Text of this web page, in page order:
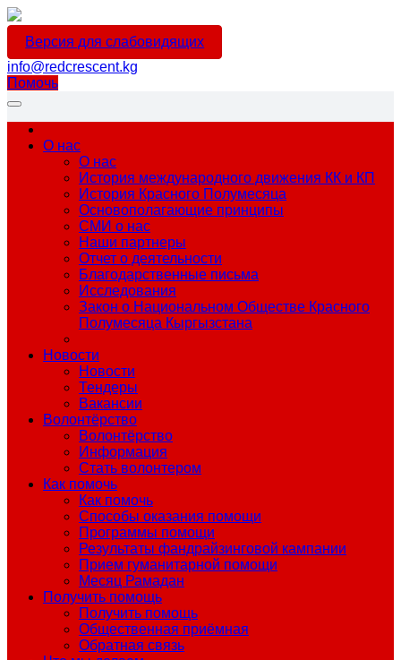
Версия для слабовидящих
info@redcrescent.kg
Помочь
О нас
О нас
История международного движения КК и КП
История Красного Полумесяца
Основополагающие принципы
СМИ о нас
Наши партнеры
Отчет о деятельности
Благодарственные письма
Исследования
Закон о Национальном Обществе Красного
Полумесяца Кыргызстана
Новости
Новости
Тендеры
Вакансии
Волонтёрство
Волонтёрство
Информация
Стать волонтером
Как помочь
Как помочь
Способы оказания помощи
Программы помощи
Результаты фандрайзинговой кампании
Прием гуманитарной помощи
Месяц Рамадан
Получить помощь
Получить помощь
Общественная приёмная
Обратная связь